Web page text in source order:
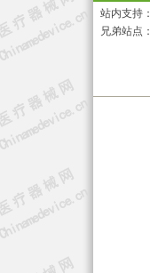
站内支持：
兄弟站点：